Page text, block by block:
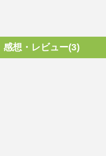
感想・レビュー(3)